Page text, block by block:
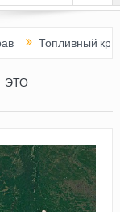
кризис в
ЭТО